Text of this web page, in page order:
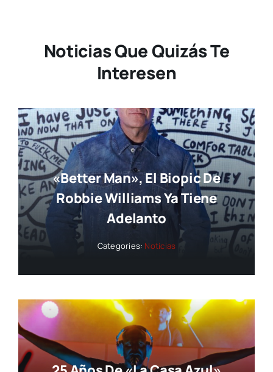
Noticias Que Quizás Te
Interesen
«Better Man», El Biopic De
Robbie Williams Ya Tiene
Adelanto
Categories: Noticias